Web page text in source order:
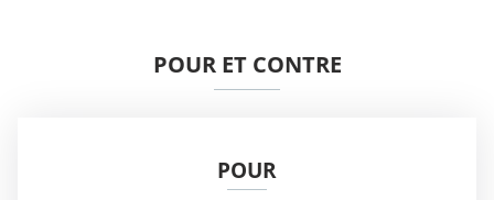
POUR ET CONTRE
POUR